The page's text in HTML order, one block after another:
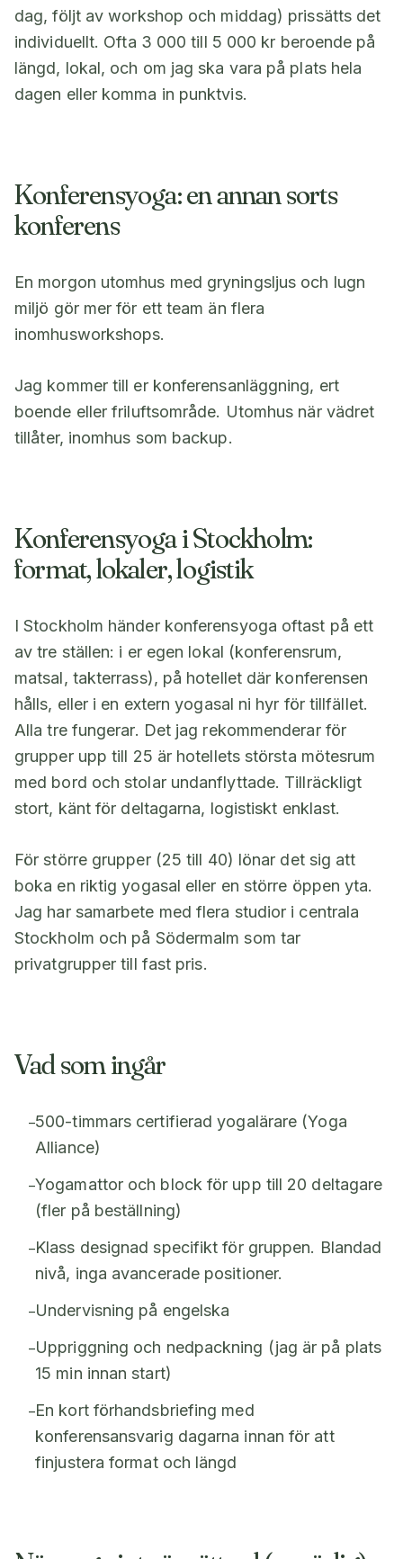
dag, följt av workshop och middag) prissätts det
individuellt. Ofta 3 000 till 5 000 kr beroende på
längd, lokal, och om jag ska vara på plats hela
dagen eller komma in punktvis.
Konferensyoga: en annan sorts
konferens
En morgon utomhus med gryningsljus och lugn
miljö gör mer för ett team än flera
inomhusworkshops.
Jag kommer till er konferensanläggning, ert
boende eller friluftsområde. Utomhus när vädret
tillåter, inomhus som backup.
Konferensyoga i Stockholm:
format, lokaler, logistik
I Stockholm händer konferensyoga oftast på ett
av tre ställen: i er egen lokal (konferensrum,
matsal, takterrass), på hotellet där konferensen
hålls, eller i en extern yogasal ni hyr för tillfället.
Alla tre fungerar. Det jag rekommenderar för
grupper upp till 25 är hotellets största mötesrum
med bord och stolar undanflyttade. Tillräckligt
stort, känt för deltagarna, logistiskt enklast.
För större grupper (25 till 40) lönar det sig att
boka en riktig yogasal eller en större öppen yta.
Jag har samarbete med flera studior i centrala
Stockholm och på Södermalm som tar
privatgrupper till fast pris.
Vad som ingår
–500-timmars certifierad yogalärare (Yoga
Alliance)
–Yogamattor och block för upp till 20 deltagare
(fler på beställning)
–Klass designad specifikt för gruppen. Blandad
nivå, inga avancerade positioner.
–Undervisning på engelska
–Uppriggning och nedpackning (jag är på plats
15 min innan start)
–En kort förhandsbriefing med
konferensansvarig dagarna innan för att
finjustera format och längd